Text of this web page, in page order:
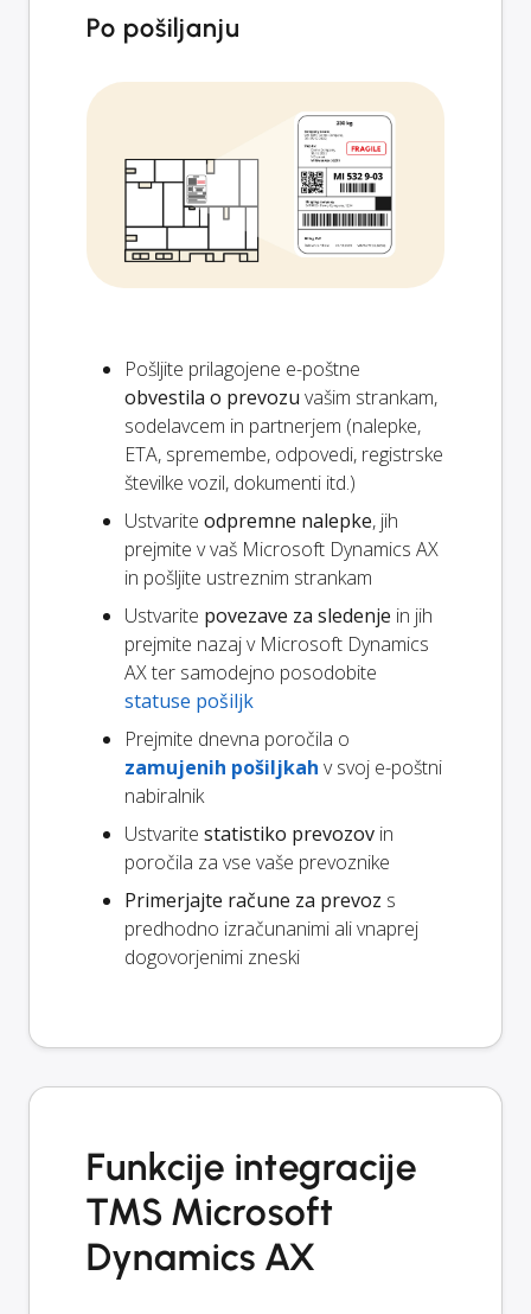
Po pošiljanju
Pošljite prilagojene e-poštne
obvestila o prevozu vašim strankam,
sodelavcem in partnerjem (nalepke,
ETA, spremembe, odpovedi, registrske
številke vozil, dokumenti itd.)
Ustvarite odpremne nalepke, jih
prejmite v vaš Microsoft Dynamics AX
in pošljite ustreznim strankam
Ustvarite povezave za sledenje in jih
prejmite nazaj v Microsoft Dynamics
AX ter samodejno posodobite
statuse pošiljk
Prejmite dnevna poročila o
zamujenih pošiljkah v svoj e-poštni
nabiralnik
Ustvarite statistiko prevozov in
poročila za vse vaše prevoznike
Primerjajte račune za prevoz s
predhodno izračunanimi ali vnaprej
dogovorjenimi zneski
Funkcije integracije
TMS Microsoft
Dynamics AX